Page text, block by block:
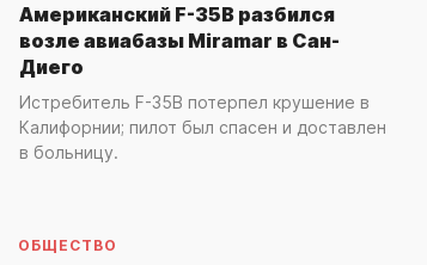
Американский F-35B разбился
возле авиабазы Miramar в Сан-
Диего
Истребитель F-35B потерпел крушение в
Калифорнии; пилот был спасен и доставлен
в больницу.
ОБЩЕСТВО